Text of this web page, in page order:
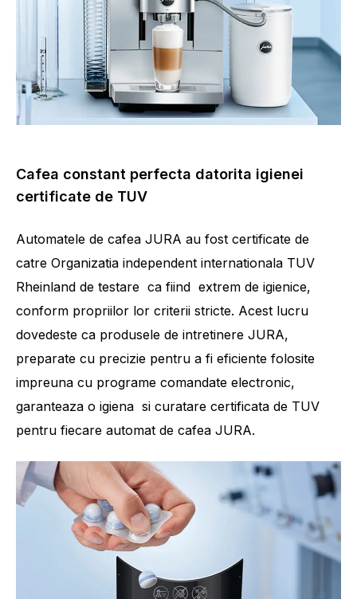
Cafea constant perfecta datorita igienei
certificate de TUV
Automatele de cafea JURA au fost certificate de
catre Organizatia independent internationala TUV
Rheinland de testare ca fiind extrem de igienice,
conform propriilor lor criterii stricte. Acest lucru
dovedeste ca produsele de intretinere JURA,
preparate cu precizie pentru a fi eficiente folosite
impreuna cu programe comandate electronic,
garanteaza o igiena si curatare certificata de TUV
pentru fiecare automat de cafea JURA.